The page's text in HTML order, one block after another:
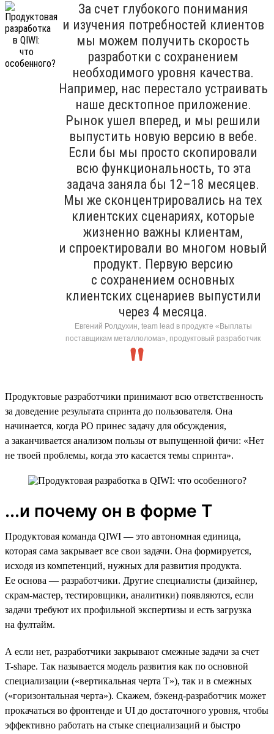
За счет глубокого понимания
и изучения потребностей клиентов
мы можем получить скорость
разработки с сохранением
необходимого уровня качества.
Например, нас перестало устраивать
наше десктопное приложение.
Рынок ушел вперед, и мы решили
выпустить новую версию в вебе.
Если бы мы просто скопировали
всю функциональность, то эта
задача заняла бы 12–18 месяцев.
Мы же сконцентрировались на тех
клиентских сценариях, которые
жизненно важны клиентам,
и спроектировали во многом новый
продукт. Первую версию
с сохранением основных
клиентских сценариев выпустили
через 4 месяца.
Евгений Ролдухин, team lead в продукте «Выплаты
поставщикам металлолома», продуктовый разработчик
Продуктовые разработчики принимают всю ответственность
за доведение результата спринта до пользователя. Она
начинается, когда PO принес задачу для обсуждения,
а заканчивается анализом пользы от выпущенной фичи: «Нет
не твоей проблемы, когда это касается темы спринта».
...и почему он в форме Т
Продуктовая команда QIWI — это автономная единица,
которая сама закрывает все свои задачи. Она формируется,
исходя из компетенций, нужных для развития продукта.
Ее основа — разработчики. Другие специалисты (дизайнер,
скрам-мастер, тестировщики, аналитики) появляются, если
задачи требуют их профильной экспертизы и есть загрузка
на фултайм.
А если нет, разработчики закрывают смежные задачи за счет
T-shape. Так называется модель развития как по основной
специализации («вертикальная черта Т»), так и в смежных
(«горизонтальная черта»). Скажем, бэкенд-разработчик может
прокачаться во фронтенде и UI до достаточного уровня, чтобы
эффективно работать на стыке специализаций и быстро